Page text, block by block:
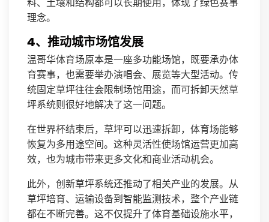
料、土壤和结构都可以长期使用，体现了绿色赛事
理念。
4、推动城市场馆发展
温哥华体育场原本是一座多功能场馆，既要承办体
育赛事，也需要举办演唱会、展览等大型活动。传
统固定草坪往往会限制场馆用途，而可拆卸天然草
坪系统则很好地解决了这一问题。
在世界杯结束后，草坪可以迅速拆卸，体育场能够
恢复为多用途空间。这种灵活性使场馆运营更加高
效，也为城市带来更多文化和商业活动机会。
此外，创新草坪系统还推动了相关产业的发展。从
草坪培育、运输设备到智能监测技术，整个产业链
都在不断完善。这不仅提升了体育基础设施水平，